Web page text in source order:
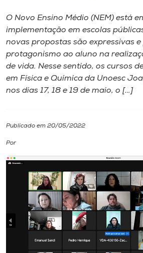
Internacionalização
I.nova
Diplomados
Biblioteca
Editora
Rádio
O Novo Ensino Médio (NEM) está
implementação em escolas
novas propostas são expressivas
protagonismo ao aluno na
de vida. Nesse sentido, os cursos
em Física e Química da Unoesc
nos dias 17, 18 e 19 de maio, o […]
Publicado em 20/05/2022
Por